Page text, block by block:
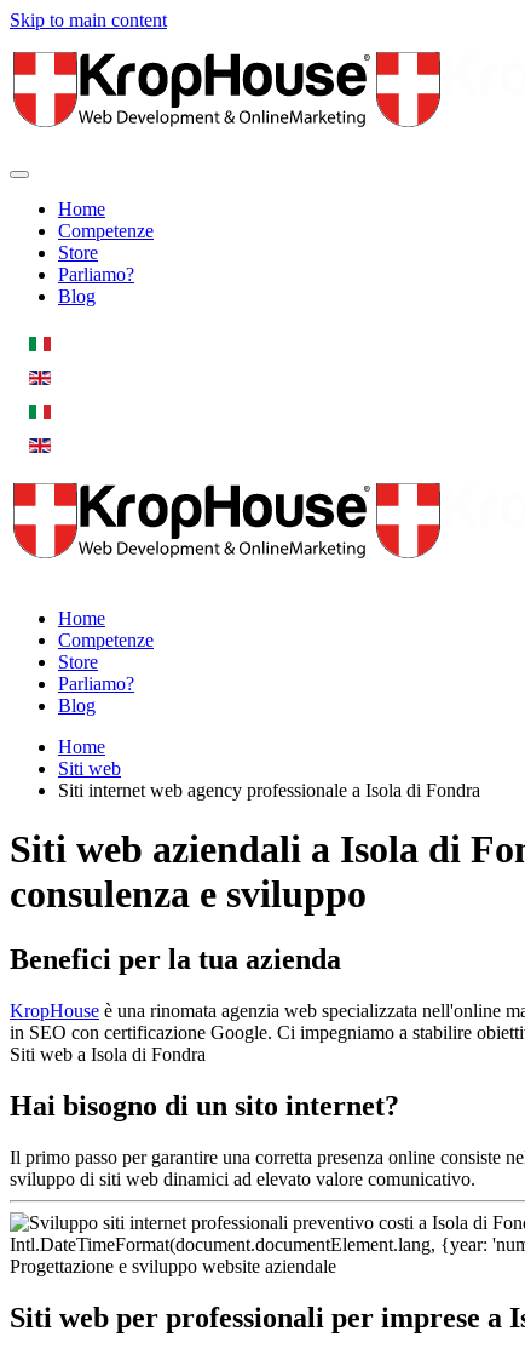
Skip to main content
Home
Competenze
Store
Parliamo?
Blog
Home
Competenze
Store
Parliamo?
Blog
Home
Siti web
Siti internet web agency professionale a Isola di Fondra
Siti web aziendali a Isola di
consulenza e sviluppo
Benefici per la tua azienda
KropHouse è una rinomata agenzia web specializzata nell'online
in SEO con certificazione Google. Ci impegniamo a stabilire
Siti web a Isola di Fondra
Hai bisogno di un sito internet?
Il primo passo per garantire una corretta presenza online consiste
sviluppo di siti web dinamici ad elevato valore comunicativo.
Progettazione e sviluppo website aziendale
Siti web per professionali per imprese a